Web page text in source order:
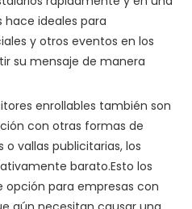
hace ideales para
y otros eventos en los
su mensaje de manera
enrollables también son
con otras formas de
vallas publicitarias, los
barato.Esto los
para empresas con